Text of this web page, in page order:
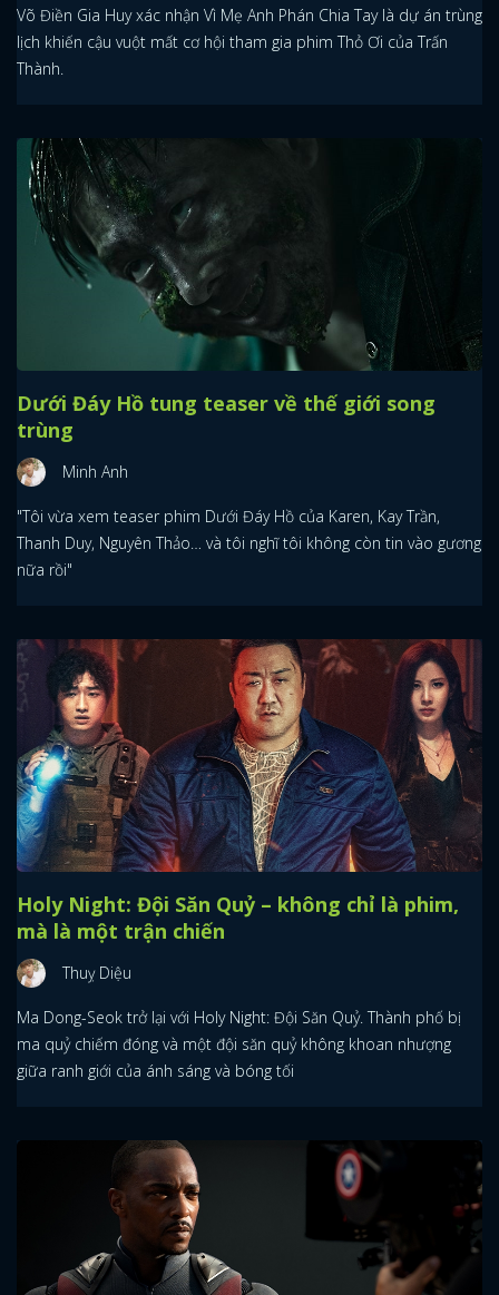
Võ Điền Gia Huy xác nhận Vì Mẹ Anh Phán Chia Tay là dự án trùng
lịch khiến cậu vuột mất cơ hội tham gia phim Thỏ Ơi của Trấn
Thành.
Dưới Đáy Hồ tung teaser về thế giới song
trùng
Minh Anh
"Tôi vừa xem teaser phim Dưới Đáy Hồ của Karen, Kay Trần,
Thanh Duy, Nguyên Thảo… và tôi nghĩ tôi không còn tin vào gương
nữa rồi"
Holy Night: Đội Săn Quỷ – không chỉ là phim,
mà là một trận chiến
Thuỵ Diệu
Ma Dong-Seok trở lại với Holy Night: Đội Săn Quỷ. Thành phố bị
ma quỷ chiếm đóng và một đội săn quỷ không khoan nhượng
giữa ranh giới của ánh sáng và bóng tối